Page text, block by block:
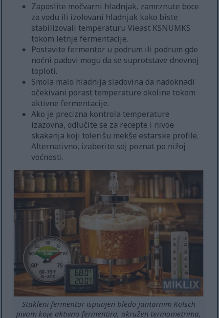
Zaposlite močvarni hladnjak, zamrznute boce
za vodu ili izolovani hladnjak kako biste
stabilizovali temperaturu Vieast KSNUMKS
tokom letnje fermentacije.
Postavite fermentor u podrum ili podrum gde
noćni padovi mogu da se suprotstave dnevnoj
toploti.
Smola malo hladnija sladovina da nadoknadi
očekivani porast temperature okoline tokom
aktivne fermentacije.
Ako je precizna kontrola temperature
izazovna, odlučite se za recepte i nivoe
skakanja koji tolerišu mekše estarske profile.
Alternativno, izaberite soj poznat po nižoj
voćnosti.
Stakleni fermentor ispunjen bledo jantarnim Kolsch
pivom koje aktivno fermentira, okružen termometrima,